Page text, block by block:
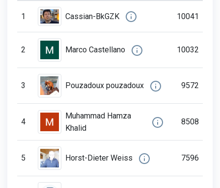
1 Cassian-BkGZK 10041
2 Marco Castellano 10032
3 pouzadoux pouzadoux 9572
4
Muhammad Hamza
Khalid
8508
5 Horst-Dieter Weiss 7596